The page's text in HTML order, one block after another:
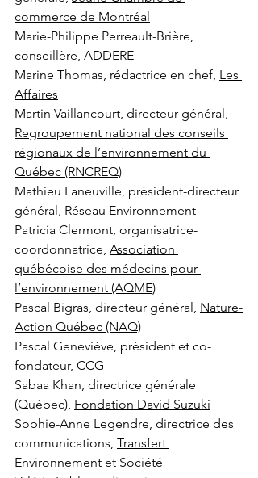
commerce de Montréal
Marie-Philippe Perreault-Brière,
conseillère, ADDERE
Marine Thomas, rédactrice en chef, Les
Affaires
Martin Vaillancourt, directeur général,
Regroupement national des conseils
régionaux de l’environnement du
Québec (RNCREQ)
Mathieu Laneuville, président-directeur
général, Réseau Environnement
Patricia Clermont, organisatrice-
coordonnatrice, Association
québécoise des médecins pour
l’environnement (AQME)
Pascal Bigras, directeur général, Nature-
Action Québec (NAQ)
Pascal Geneviève, président et co-
fondateur, CCG
Sabaa Khan, directrice générale
(Québec), Fondation David Suzuki
Sophie-Anne Legendre, directrice des
communications, Transfert
Environnement et Société